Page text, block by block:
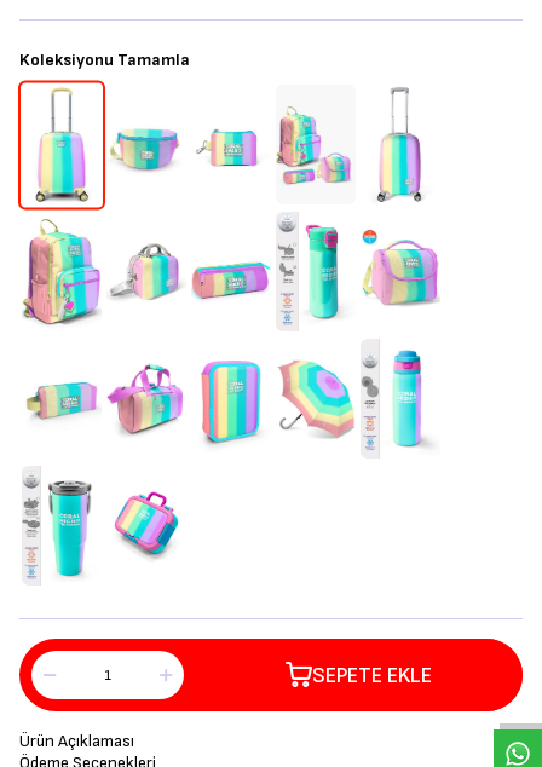
Koleksiyonu Tamamla
SEPETE EKLE
Ürün Açıklaması
Ödeme Seçenekleri